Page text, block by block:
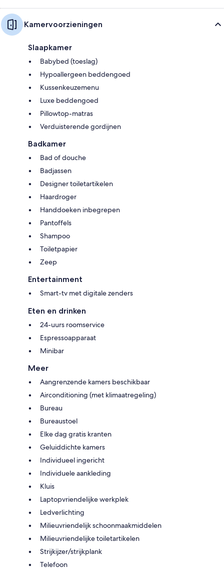
Kamervoorzieningen
Slaapkamer
Babybed (toeslag)
Hypoallergeen beddengoed
Kussenkeuzemenu
Luxe beddengoed
Pillowtop-matras
Verduisterende gordijnen
Badkamer
Bad of douche
Badjassen
Designer toiletartikelen
Haardroger
Handdoeken inbegrepen
Pantoffels
Shampoo
Toiletpapier
Zeep
Entertainment
Smart-tv met digitale zenders
Eten en drinken
24-uurs roomservice
Espressoapparaat
Minibar
Meer
Aangrenzende kamers beschikbaar
Airconditioning (met klimaatregeling)
Bureau
Bureaustoel
Elke dag gratis kranten
Geluiddichte kamers
Individueel ingericht
Individuele aankleding
Kluis
Laptopvriendelijke werkplek
Ledverlichting
Milieuvriendelijk schoonmaakmiddelen
Milieuvriendelijke toiletartikelen
Strijkijzer/strijkplank
Telefoon